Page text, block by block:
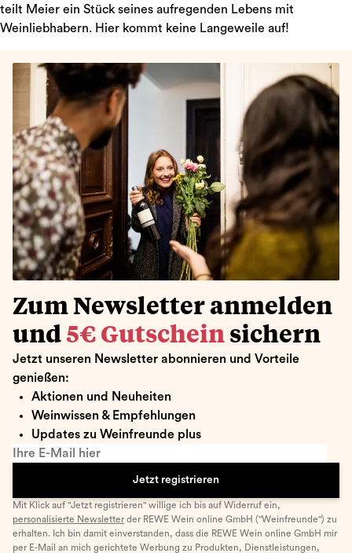
teilt Meier ein Stück seines aufregenden Lebens mit
Weinliebhabern. Hier kommt keine Langeweile auf!
Zum Newsletter anmelden
und 5€ Gutschein sichern
Jetzt unseren Newsletter abonnieren und Vorteile
genießen:
Aktionen und Neuheiten
Weinwissen & Empfehlungen
Updates zu Weinfreunde plus
Ihre E-Mail hier
Jetzt registrieren
Mit Klick auf "Jetzt registrieren" willige ich bis auf Widerruf ein,
personalisierte Newsletter der REWE Wein online GmbH ("Weinfreunde") zu
erhalten. Ich bin damit einverstanden, dass die REWE Wein online GmbH mir
per E-Mail an mich gerichtete Werbung zu Produkten, Dienstleistungen,